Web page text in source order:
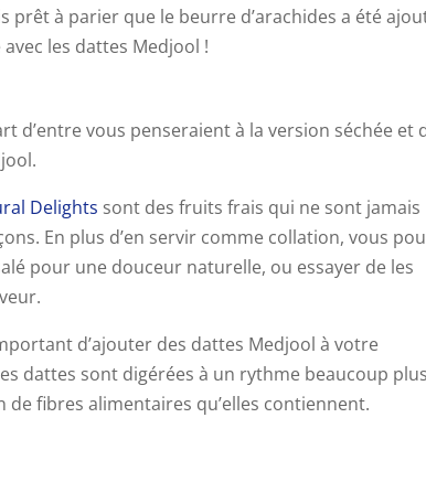
prêt à parier que le beurre d’arachides a été
les dattes Medjool !
d’entre vous penseraient à la version séchée et
Delights sont des fruits frais qui ne sont jamais
En plus d’en servir comme collation, vous
pour une douceur naturelle, ou essayer de les
d’ajouter des dattes Medjool à votre
dattes sont digérées à un rythme beaucoup plus
fibres alimentaires qu’elles contiennent.